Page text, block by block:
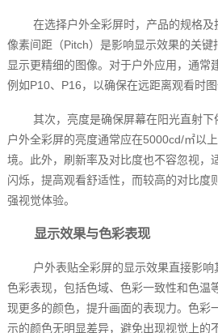
在选择户外全彩屏时，产品的规格及
像素间距（Pitch）是影响显示效果的关
显示更精细的图像。对于户外应用，通常
例如P10、P16，以确保在远距离观看时图
其次，亮度是确保屏幕在阳光直射下
户外全彩屏的亮度通常应在5000cd/㎡以
境。此外，刷新率及对比度也不容忽视，
闪烁，提高观看舒适性，而较高的对比度
强视觉体验。
显示效果与色彩表现
户外表贴全彩屏的显示效果直接影
色彩表现，包括色域、色彩一致性和色温
现更多的颜色，提升画面的表现力。色彩
示的颜色无明显差异，避免出现视觉上的